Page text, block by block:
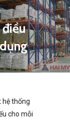
hệ thống
cho mỗi